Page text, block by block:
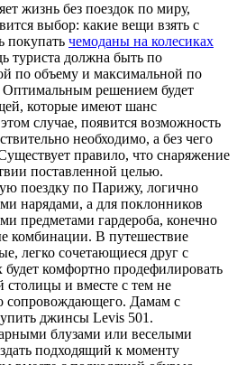
жизнь без поездок по миру,
выбор: какие вещи взять с
покупать чемоданы на колесиках
туриста должна быть по
по объему и максимальной по
решением будет
которые имеют шанс
случае, появится возможность
необходимо, а без чего
правило, что снаряжение
поставленной целью.
поездку по Парижу, логично
нарядами, а для поклонников
предметами гардероба, конечно
комбинации. В путешествие
легко сочетающиеся друг с
комфортно продефилировать
и вместе с тем не
сопровождающего. Дамам с
джинсы Levis 501.
блузами или веселыми
подходящий к моменту